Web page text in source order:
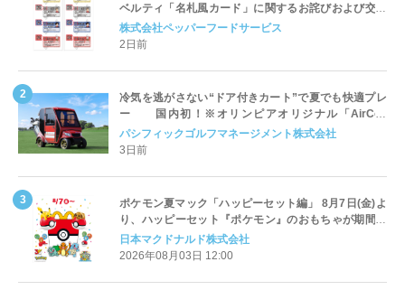
ベルティ「名札風カード」に関するお詫びおよび交換
対応についてのご案内
株式会社ペッパーフードサービス
2日前
冷気を逃がさない“ドア付きカート”で夏でも快適プレ
ー 国内初！※オリンピアオリジナル「AirCon
Cart（エアコンカート）」導入 | ＰＧＭ
パシフィックゴルフマネージメント株式会社
3日前
ポケモン夏マック「ハッピーセット編」 8月7日(金)よ
り、ハッピーセット『ポケモン』のおもちゃが期間限
定登場
日本マクドナルド株式会社
2026年08月03日 12:00